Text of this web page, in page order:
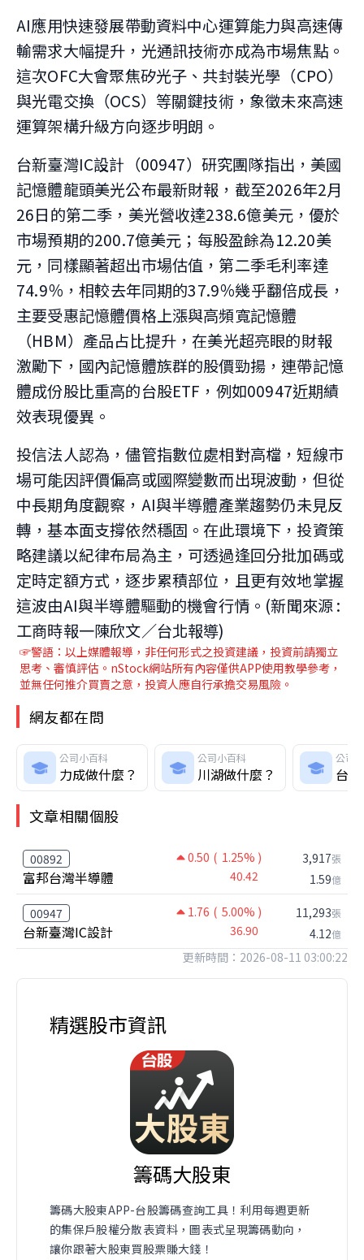
AI應用快速發展帶動資料中心運算能力與高速傳
輸需求大幅提升，光通訊技術亦成為市場焦點。
這次OFC大會聚焦矽光子、共封裝光學（CPO）
與光電交換（OCS）等關鍵技術，象徵未來高速
運算架構升級方向逐步明朗。
台新臺灣IC設計（00947）研究團隊指出，美國
記憶體龍頭美光公布最新財報，截至2026年2月
26日的第二季，美光營收達238.6億美元，優於
市場預期的200.7億美元；每股盈餘為12.20美
元，同樣顯著超出市場估值，第二季毛利率達
74.9％，相較去年同期的37.9％幾乎翻倍成長，
主要受惠記憶體價格上漲與高頻寬記憶體
（HBM）產品占比提升，在美光超亮眼的財報
激勵下，國內記憶體族群的股價勁揚，連帶記憶
體成份股比重高的台股ETF，例如00947近期績
效表現優異。
投信法人認為，儘管指數位處相對高檔，短線市
場可能因評價偏高或國際變數而出現波動，但從
中長期角度觀察，AI與半導體產業趨勢仍未見反
轉，基本面支撐依然穩固。在此環境下，投資策
略建議以紀律布局為主，可透過逢回分批加碼或
定時定額方式，逐步累積部位，且更有效地掌握
這波由AI與半導體驅動的機會行情。(新聞來源 :
工商時報一陳欣文／台北報導)
☞警語：以上媒體報導，非任何形式之投資建議，投資前請獨立
思考、審慎評估。nStock網站所有內容僅供APP使用教學參考，
並無任何推介買賣之意，投資人應自行承擔交易風險。
網友都在問
公司小百科
力成做什麼？
公司小百科
川湖做什麼？
公司
台
文章相關個股
00892 0.50 ( 1.25% )
富邦台灣半導體 40.42
3,917張
1.59億
00947 1.76 ( 5.00% )
台新臺灣IC設計 36.90
11,293張
4.12億
更新時間：2026-08-11 03:00:22
精選股市資訊
籌碼大股東
籌碼大股東APP-台股籌碼查詢工具！利用每週更新
的集保戶股權分散表資料，圖表式呈現籌碼動向，
讓你跟著大股東買股票賺大錢！